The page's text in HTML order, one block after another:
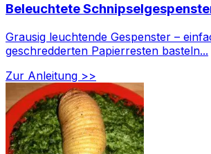
Beleuchtete
Grausig leuchtende Gespenster –
geschredderten Papierresten basteln...
Zur Anleitung >>